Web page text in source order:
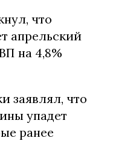
что
апрельский
на 4,8%
заявлял, что
упадет
ранее